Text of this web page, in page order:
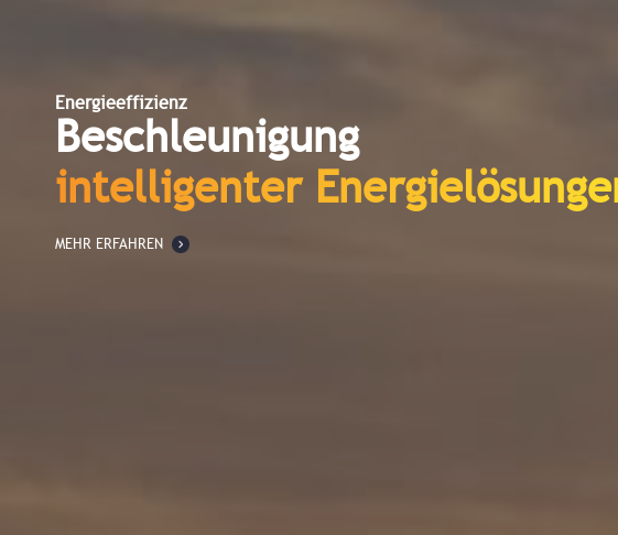
Energieeffizienz
Beschleunigung
intelligenter
MEHR ERFAHREN